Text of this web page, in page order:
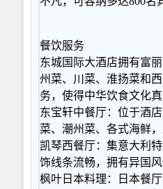
餐饮服务
东城国际大酒店拥有富
州菜、川菜、淮扬菜和
务，使得中华饮食文化真
东宝轩中餐厅：位于酒
菜、潮州菜、各式海鲜
凯琴西餐厅：集意大利
饰线条流畅，拥有异国
枫叶日本料理：日本餐